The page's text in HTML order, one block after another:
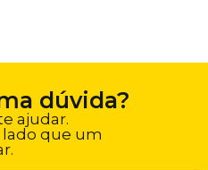
dúvida?
ajudar.
lado que um